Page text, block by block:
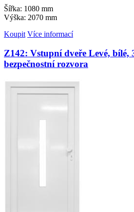
Šířka: 1080 mm
Výška: 2070 mm
Koupit Více informací
Z142: Vstupní dveře Levé, bílé,
bezpečnostní rozvora